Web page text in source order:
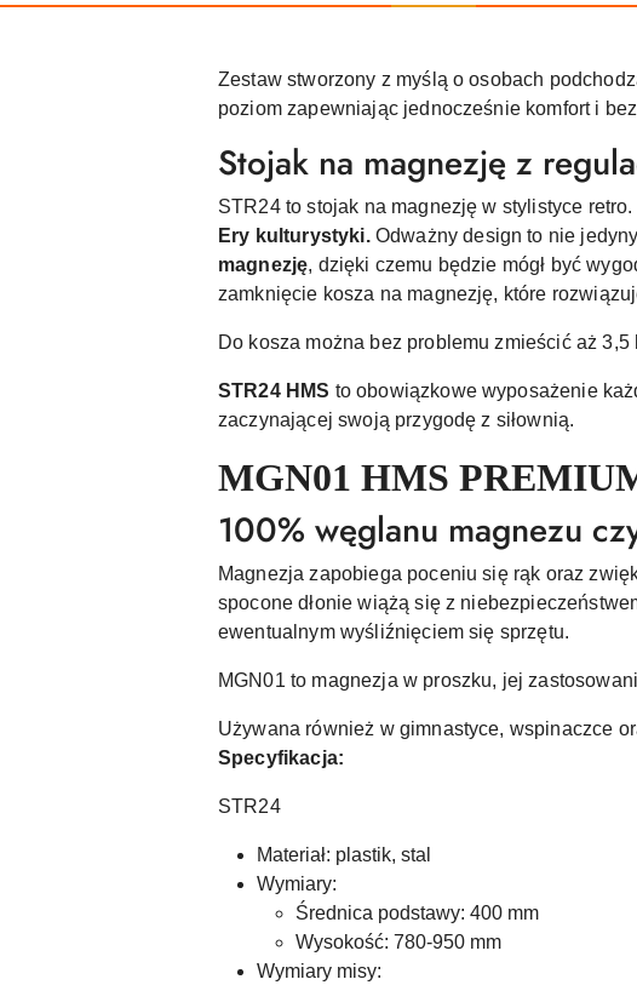
Zestaw stworzony z myślą o osobach
poziom zapewniając jednocześnie komfort i
Stojak na magnezję z
STR24 to stojak na magnezję w stylistyce retro.
Ery kulturystyki. Odważny design to nie
magnezję, dzięki czemu będzie mógł być
zamknięcie kosza na magnezję, które
Do kosza można bez problemu zmieścić aż
STR24 HMS to obowiązkowe wyposażenie
zaczynającej swoją przygodę z siłownią.
MGN01 HMS
100% węglanu magnezu
Magnezja zapobiega poceniu się rąk oraz
spocone dłonie wiążą się z
ewentualnym wyśliźnięciem się sprzętu.
MGN01 to magnezja w proszku, jej
Używana również w gimnastyce, wspinaczce
Specyfikacja:
STR24
Materiał: plastik, stal
Wymiary:
Średnica podstawy: 400 mm
Wysokość: 780-950 mm
Wymiary misy: